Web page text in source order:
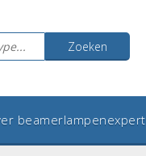
Zoeken
beamerlampenexpert